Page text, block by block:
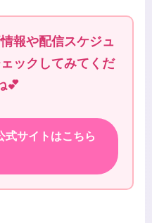
報や配信スケジュ
ックしてみてくだ
💕
式サイトはこちら